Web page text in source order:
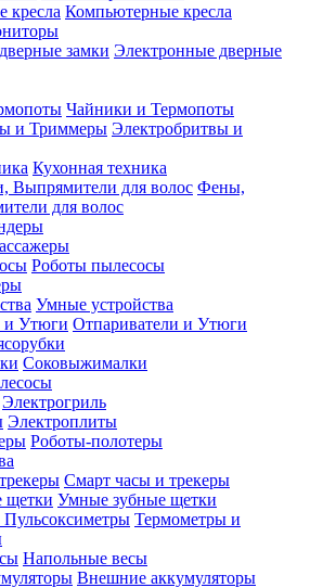
Компьютерные кресла
Электронные дверные
Чайники и Термопоты
Электробритвы и
Кухонная техника
Фены,
для волос
Роботы пылесосы
Умные устройства
Отпариватели и Утюги
Соковыжималки
Электрогриль
Электроплиты
Роботы-полотеры
Смарт часы и трекеры
Умные зубные щетки
Термометры и
Напольные весы
Внешние аккумуляторы